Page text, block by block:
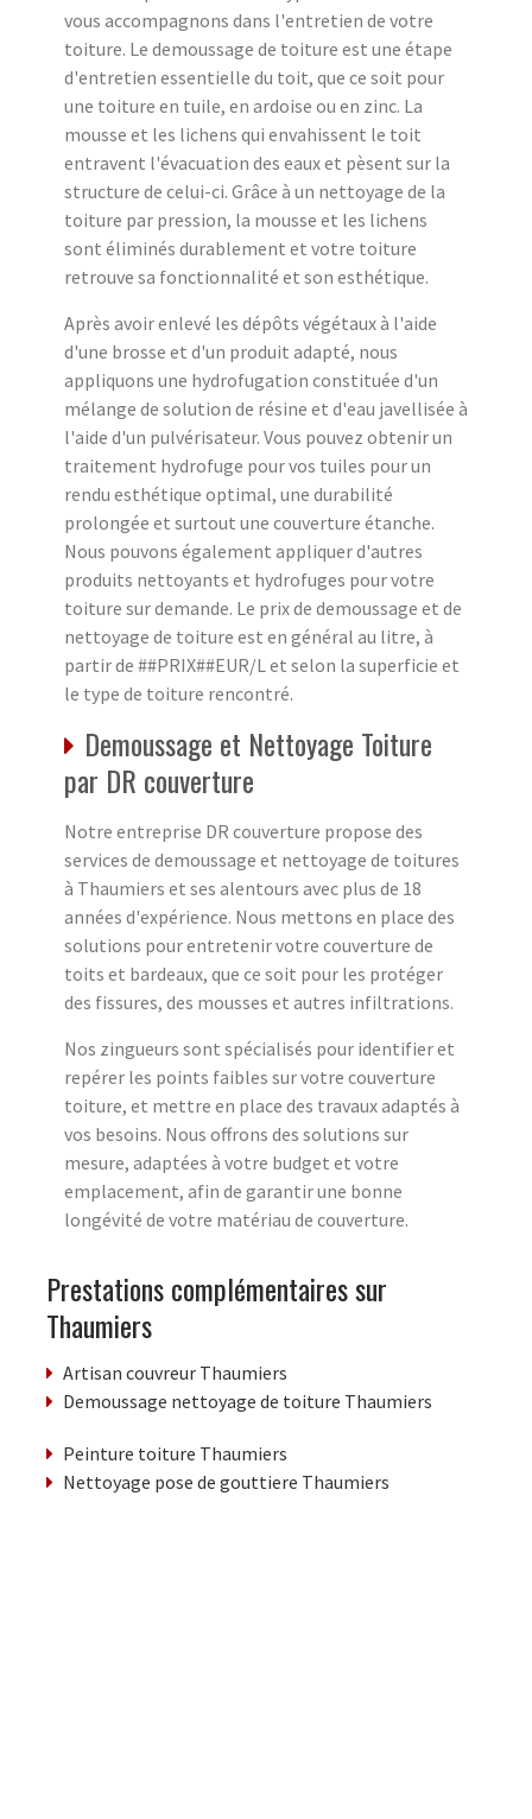
vous accompagnons dans l'entretien de votre
toiture. Le demoussage de toiture est une étape
d'entretien essentielle du toit, que ce soit pour
une toiture en tuile, en ardoise ou en zinc. La
mousse et les lichens qui envahissent le toit
entravent l'évacuation des eaux et pèsent sur la
structure de celui-ci. Grâce à un nettoyage de la
toiture par pression, la mousse et les lichens
sont éliminés durablement et votre toiture
retrouve sa fonctionnalité et son esthétique.
Après avoir enlevé les dépôts végétaux à l'aide
d'une brosse et d'un produit adapté, nous
appliquons une hydrofugation constituée d'un
mélange de solution de résine et d'eau javellisée à
l'aide d'un pulvérisateur. Vous pouvez obtenir un
traitement hydrofuge pour vos tuiles pour un
rendu esthétique optimal, une durabilité
prolongée et surtout une couverture étanche.
Nous pouvons également appliquer d'autres
produits nettoyants et hydrofuges pour votre
toiture sur demande. Le prix de demoussage et de
nettoyage de toiture est en général au litre, à
partir de ##PRIX##EUR/L et selon la superficie et
le type de toiture rencontré.
Demoussage et Nettoyage Toiture
par DR couverture
Notre entreprise DR couverture propose des
services de demoussage et nettoyage de toitures
à Thaumiers et ses alentours avec plus de 18
années d'expérience. Nous mettons en place des
solutions pour entretenir votre couverture de
toits et bardeaux, que ce soit pour les protéger
des fissures, des mousses et autres infiltrations.
Nos zingueurs sont spécialisés pour identifier et
repérer les points faibles sur votre couverture
toiture, et mettre en place des travaux adaptés à
vos besoins. Nous offrons des solutions sur
mesure, adaptées à votre budget et votre
emplacement, afin de garantir une bonne
longévité de votre matériau de couverture.
Prestations complémentaires sur
Thaumiers
Artisan couvreur Thaumiers
Demoussage nettoyage de toiture Thaumiers
Peinture toiture Thaumiers
Nettoyage pose de gouttiere Thaumiers